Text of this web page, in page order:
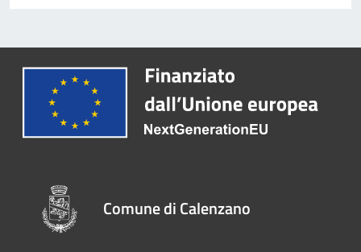
Comune di Calenzano